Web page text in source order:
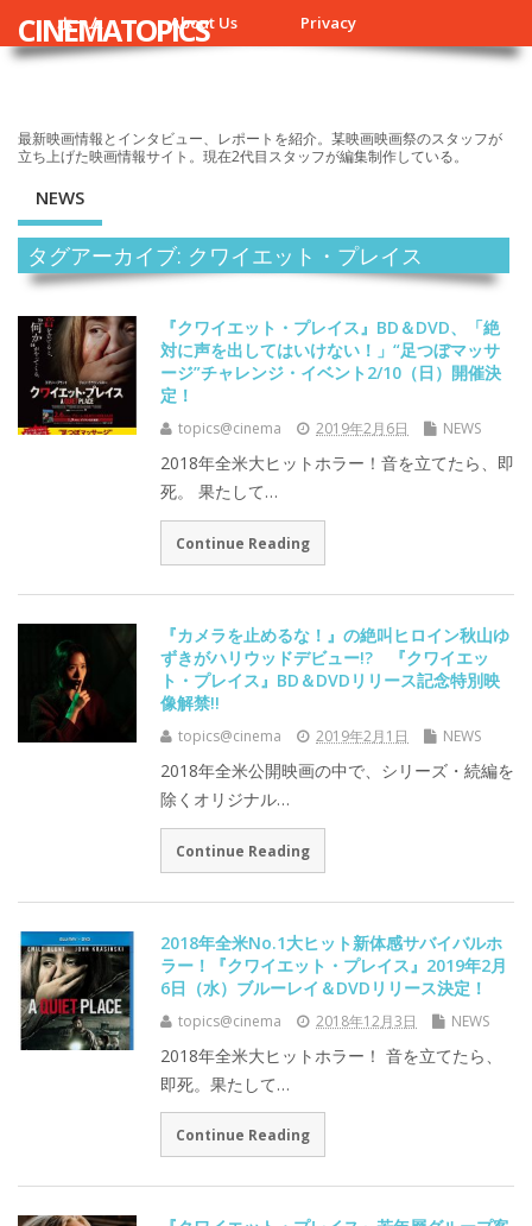
ホーム About Us Privacy
CINEMATOPICS
最新映画情報とインタビュー、レポートを紹介。某映画映画祭のスタッフが
立ち上げた映画情報サイト。現在2代目スタッフが編集制作している。
NEWS
タグアーカイブ: クワイエット・プレイス
『クワイエット・プレイス』BD＆DVD、「絶
対に声を出してはいけない！」“足つぼマッサ
ージ”チャレンジ・イベント2/10（日）開催決
定！
topics@cinema 2019年2月6日 NEWS
2018年全米大ヒットホラー！音を立てたら、即
死。 果たして…
Continue Reading
『カメラを止めるな！』の絶叫ヒロイン秋山ゆ
ずきがハリウッドデビュー!? 『クワイエッ
ト・プレイス』BD＆DVDリリース記念特別映
像解禁!!
topics@cinema 2019年2月1日 NEWS
2018年全米公開映画の中で、シリーズ・続編を
除くオリジナル…
Continue Reading
2018年全米No.1大ヒット新体感サバイバルホ
ラー！『クワイエット・プレイス』2019年2月
6日（水）ブルーレイ＆DVDリリース決定！
topics@cinema 2018年12月3日 NEWS
2018年全米大ヒットホラー！ 音を立てたら、
即死。果たして…
Continue Reading